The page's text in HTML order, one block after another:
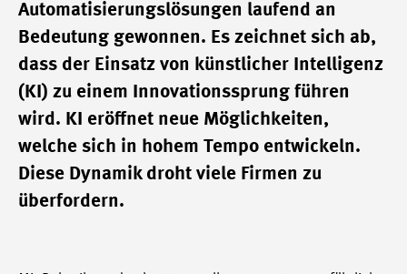
Automatisierungslösungen laufend an
Bedeutung gewonnen. Es zeichnet sich ab,
dass der Einsatz von künstlicher Intelligenz
(KI) zu einem Innovationssprung führen
wird. KI eröffnet neue Möglichkeiten,
welche sich in hohem Tempo entwickeln.
Diese Dynamik droht viele Firmen zu
überfordern.